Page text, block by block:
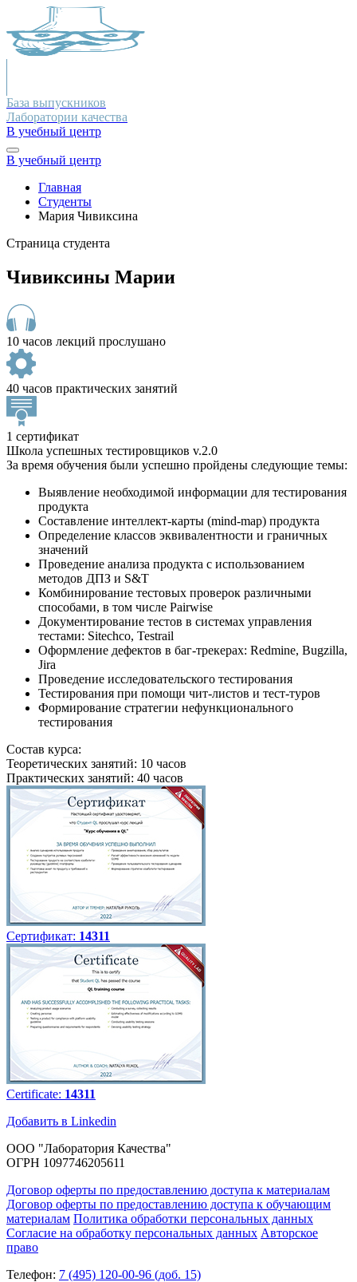
База выпускников
Лаборатории качества
В учебный центр
В учебный центр
Главная
Студенты
Мария Чивиксина
Страница студента
Чивиксины Марии
10 часов лекций прослушано
40 часов практических занятий
1 сертификат
Школа успешных тестировщиков v.2.0
За время обучения были успешно пройдены следующие темы:
Выявление необходимой информации для тестирования
продукта
Составление интеллект-карты (mind-map) продукта
Определение классов эквивалентности и граничных
значений
Проведение анализа продукта с использованием
методов ДПЗ и S&T
Комбинирование тестовых проверок различными
способами, в том числе Pairwise
Документирование тестов в системах управления
тестами: Sitechсo, Testrail
Оформление дефектов в баг-трекерах: Redmine, Bugzilla,
Jira
Проведение исследовательского тестирования
Тестирования при помощи чит-листов и тест-туров
Формирование стратегии нефункционального
тестирования
Состав курса:
Теоретических занятий: 10 часов
Практических занятий: 40 часов
Сертификат: 14311
Certificate: 14311
Добавить в Linkedin
ООО "Лаборатория Качества"
ОГРН 1097746205611
Договор оферты по предоставлению доступа к материалам
Договор оферты по предоставлению доступа к обучающим
материалам Политика обработки персональных данных
Согласие на обработку персональных данных Авторское
право
Телефон: 7 (495) 120-00-96 (доб. 15)